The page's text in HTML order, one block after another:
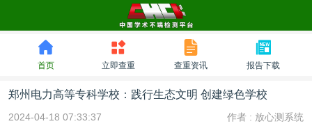
首页 立即查重 查重资讯 报告下载
郑州电力高等专科学校：践行生态文明 创建绿色学校
2024-04-18 07:33:37 作者 : 放心测系统